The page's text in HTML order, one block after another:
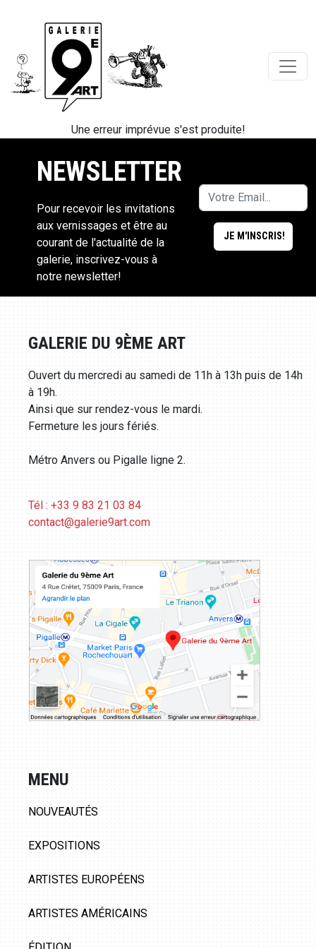
Une erreur imprévue s'est produite!
NEWSLETTER
Pour recevoir les invitations
aux vernissages et être au
courant de l'actualité de la
galerie, inscrivez-vous à
notre newsletter!
GALERIE DU 9ÈME ART
Ouvert du mercredi au samedi de 11h à 13h puis de 14h
à 19h.
Ainsi que sur rendez-vous le mardi.
Fermeture les jours fériés.
Métro Anvers ou Pigalle ligne 2.
Tél : +33 9 83 21 03 84
contact@galerie9art.com
MENU
NOUVEAUTÉS
EXPOSITIONS
ARTISTES EUROPÉENS
ARTISTES AMÉRICAINS